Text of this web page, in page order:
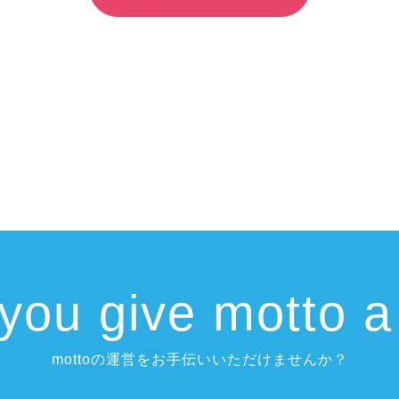
give motto
mottoの運営をお手伝いいただけませんか？